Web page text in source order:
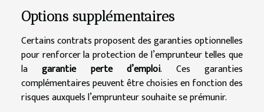
Options supplémentaires
Certains contrats proposent des garanties optionnelles
pour renforcer la protection de l’emprunteur telles que
lagarantie perte d’emploi. Ces garanties
complémentaires peuvent être choisies en fonction des
risques auxquels l’emprunteur souhaite se prémunir.